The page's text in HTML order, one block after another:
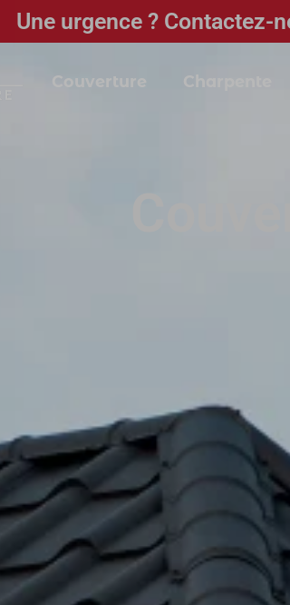
Une urgence ? Contactez-
Couverture